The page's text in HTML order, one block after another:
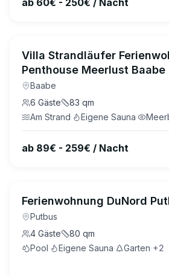
ab 60€ - 250€ / Nacht
Villa Strandläufer
Penthouse Meerlust Baabe
Baabe
6 Gäste 83 qm
Am Strand· Eigene Sauna·
ab 89€ - 259€ / Nacht
Ferienwohnung DuNord
Putbus
4 Gäste 80 qm
Pool· Eigene Sauna· Garten·+2